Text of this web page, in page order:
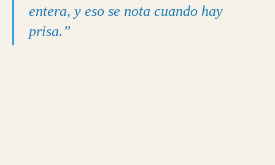
entera, y eso se nota cuando hay
prisa.”